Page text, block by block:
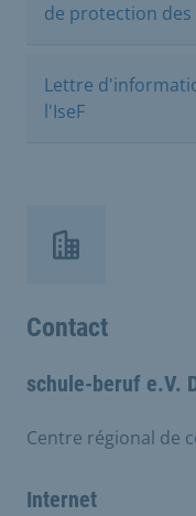
de protection
Lettre
l'IseF
Contact
schule-beruf e.V.
Centre régional de
Internet